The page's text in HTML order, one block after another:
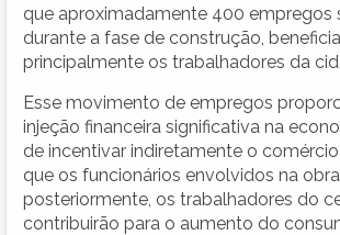
que aproximadamente 400 empregos
durante a fase de construção,
principalmente os trabalhadores da
Esse movimento de empregos
injeção financeira significativa na
de incentivar indiretamente o comércio
que os funcionários envolvidos na obra
posteriormente, os trabalhadores do
contribuirão para o aumento do